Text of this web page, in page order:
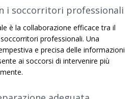
i soccorritori professionali
è la collaborazione efficace tra il
professionali. Una
e precisa delle informazioni
ai soccorsi di intervenire più